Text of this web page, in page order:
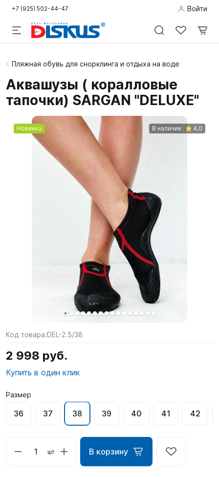
+7 (925) 502-44-47 Войти
Подводная
Дайвинг
Снорклинг /
Пляж
Фридайвинг
Акции
Пляжная обувь для снорклинга и отдыха на воде
Аквашузы ( коралловые
тапочки) SARGAN "DELUXE"
Новинка В наличии 4,0
Код товара:DEL-2.5/38
2 998 руб.
Купить в один клик
Размер
36 37 38 39 40 41 42
шт В корзину